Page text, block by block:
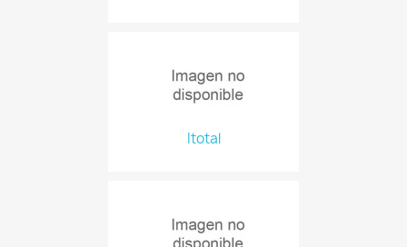
Itotal